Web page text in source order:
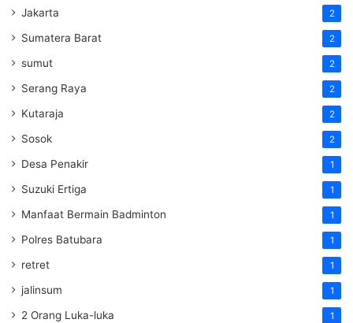
Jakarta 2
Sumatera Barat 2
sumut 2
Serang Raya 2
Kutaraja 2
Sosok 2
Desa Penakir 1
Suzuki Ertiga 1
Manfaat Bermain Badminton 1
Polres Batubara 1
retret 1
jalinsum 1
2 Orang Luka-luka 1